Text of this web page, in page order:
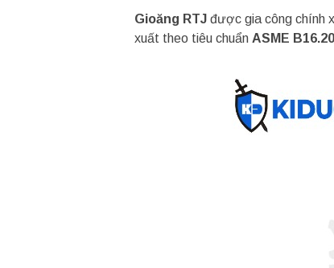
Gioăng RTJ được gia công chính
xuất theo tiêu chuẩn ASME B16.20